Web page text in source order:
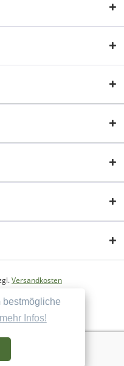
bestmögliche
mehr Infos!
Versandkosten
Widerrufsformular